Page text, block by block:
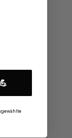
(NaCl)